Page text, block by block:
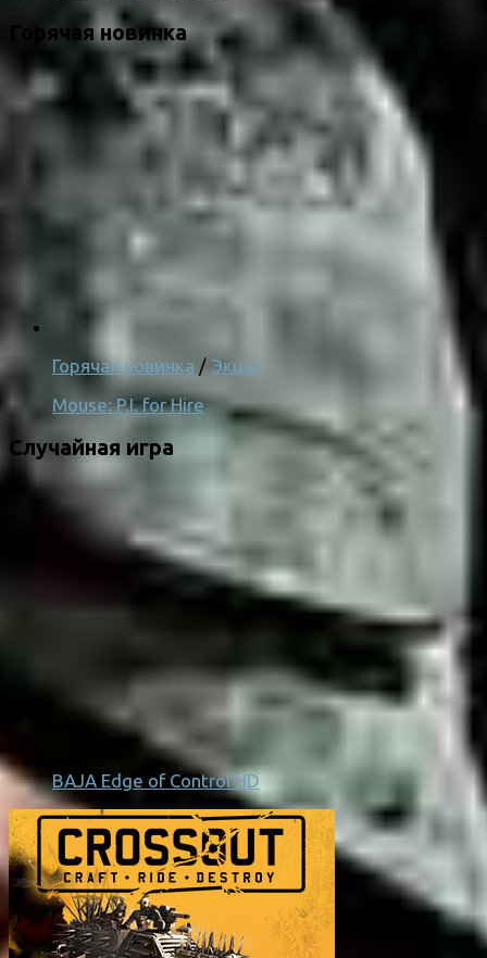
Горячая новинка
Горячая новинка / Экшн
Mouse: P.I. for Hire
Случайная игра
BAJA Edge of Control HD